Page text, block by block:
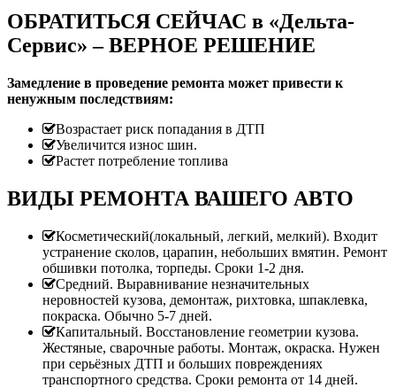
ОБРАТИТЬСЯ СЕЙЧАС в «Дельта-
Сервис» – ВЕРНОЕ РЕШЕНИЕ
Замедление в проведение ремонта может привести к
ненужным последствиям:
Возрастает риск попадания в ДТП
Увеличится износ шин.
Растет потребление топлива
ВИДЫ РЕМОНТА ВАШЕГО АВТО
Косметический(локальный, легкий, мелкий). Входит
устранение сколов, царапин, небольших вмятин. Ремонт
обшивки потолка, торпеды. Сроки 1-2 дня.
Средний. Выравнивание незначительных
неровностей кузова, демонтаж, рихтовка, шпаклевка,
покраска. Обычно 5-7 дней.
Капитальный. Восстановление геометрии кузова.
Жестяные, сварочные работы. Монтаж, окраска. Нужен
при серьёзных ДТП и больших повреждениях
транспортного средства. Сроки ремонта от 14 дней.